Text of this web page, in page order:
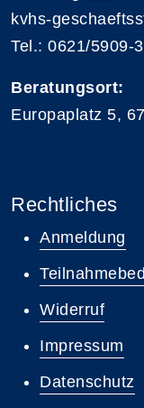
kvhs-
Tel.: 0621/5909-
Beratungsort:
Europaplatz 5,
Rechtliches
Anmeldung
Widerruf
Impressum
Datenschutz